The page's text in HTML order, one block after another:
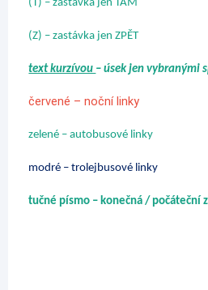
(T) – zastávka jen TAM
(Z) – zastávka jen ZPĚT
text kurzívou – úsek jen vybranými
červené – noční linky
zelené – autobusové linky
modré – trolejbusové linky
tučné písmo – konečná / počáteční